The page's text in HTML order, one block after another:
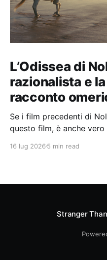
L’Odissea di
razionalista e
racconto
Se i film precedenti di
questo film, è anche vero
16 lug 2026 5 min read
Stranger